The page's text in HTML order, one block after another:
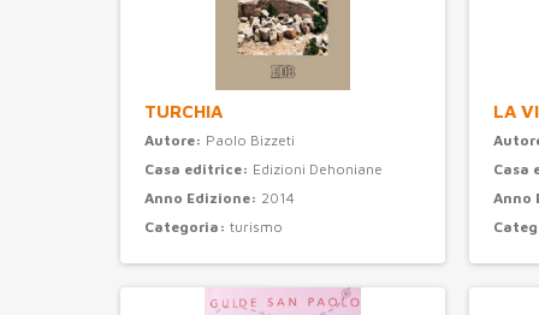
TURCHIA
Autore: Paolo Bizzeti
Casa editrice: Edizioni Dehoniane
Anno Edizione: 2014
Categoria: turismo
LA
Casa
Anno